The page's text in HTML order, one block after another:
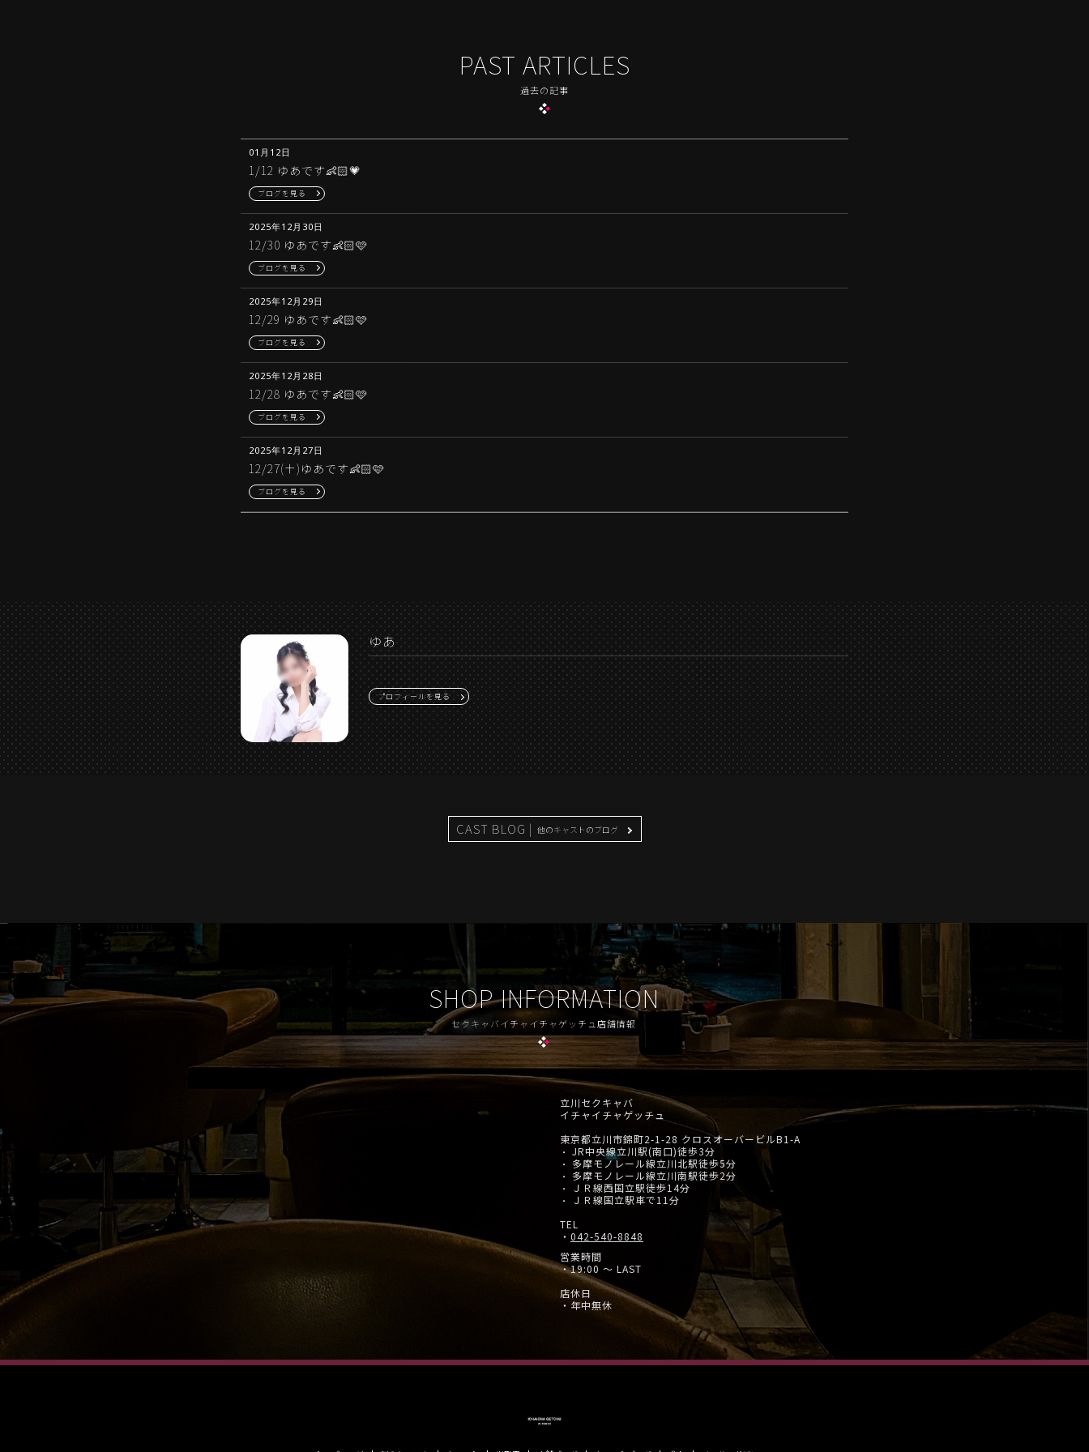
PAST ARTICLES
過去の記事
01月12日
1/12 ゆあです👶🏻💗
ブログを見る
2025年12月30日
12/30 ゆあです👶🏻🩷
ブログを見る
2025年12月29日
12/29 ゆあです👶🏻🩷
ブログを見る
2025年12月28日
12/28 ゆあです👶🏻🩷
ブログを見る
2025年12月27日
12/27(土)ゆあです👶🏻🩷
ブログを見る
ゆあ
プロフィールを見る
CAST BLOG | 他のキャストのブログ
SHOP INFORMATION
セクキャバイチャイチャゲッチュ店舗情報
立川セクキャバ
イチャイチャゲッチュ
東京都立川市錦町2-1-28 クロスオーバービルB1-A
・ JR中央線立川駅(南口)徒歩3分
・ 多摩モノレール線立川北駅徒歩5分
・ 多摩モノレール線立川南駅徒歩2分
・ ＪＲ線西国立駅徒歩14分
・
ＪＲ線国立駅車で11分
TEL
・ 042-540-8848
営業時間
・19:00 ～ LAST
店休日
・年中無休